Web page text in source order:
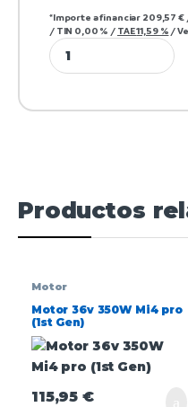
*Importe a financiar 209,57 €
/ TIN 0,00 % / TAE11,59 % /
Productos
Motor
Motor 36v 350W Mi4 pro
(1st Gen)
115,95€